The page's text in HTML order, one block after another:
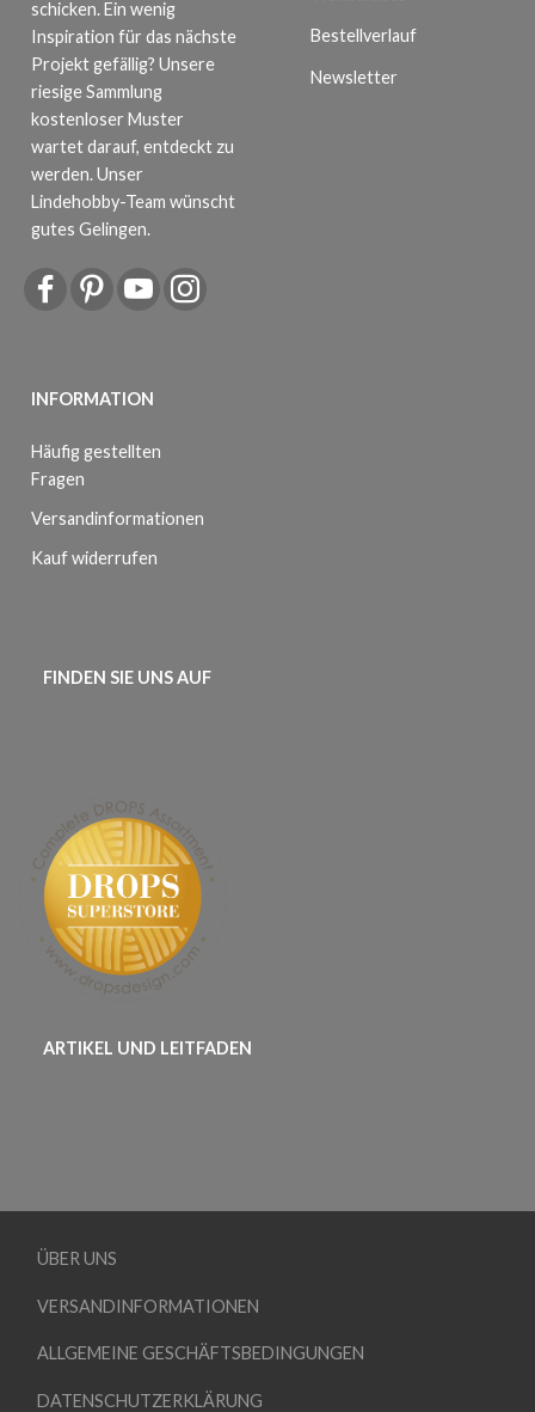
schicken. Ein wenig
Inspiration für das nächste
Projekt gefällig? Unsere
riesige Sammlung
kostenloser Muster
wartet darauf, entdeckt zu
werden. Unser
Lindehobby-Team wünscht
gutes Gelingen.
INFORMATION
Häufig gestellten
Fragen
Versandinformationen
Kauf widerrufen
Bestellverlauf
Newsletter
FINDEN SIE UNS AUF
ARTIKEL UND LEITFADEN
ÜBER UNS
VERSANDINFORMATIONEN
ALLGEMEINE GESCHÄFTSBEDINGUNGEN
DATENSCHUTZERKLÄRUNG